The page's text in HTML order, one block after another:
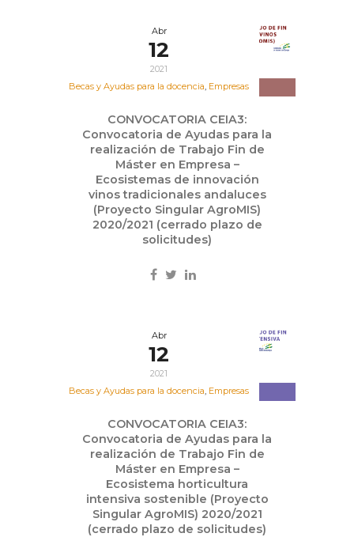
Abr
12
2021
Becas y Ayudas para la docencia, Empresas
CONVOCATORIA CEIA3:
Convocatoria de Ayudas para la
realización de Trabajo Fin de
Máster en Empresa –
Ecosistemas de innovación
vinos tradicionales andaluces
(Proyecto Singular AgroMIS)
2020/2021 (cerrado plazo de
solicitudes)
Abr
12
2021
Becas y Ayudas para la docencia, Empresas
CONVOCATORIA CEIA3:
Convocatoria de Ayudas para la
realización de Trabajo Fin de
Máster en Empresa –
Ecosistema horticultura
intensiva sostenible (Proyecto
Singular AgroMIS) 2020/2021
(cerrado plazo de solicitudes)